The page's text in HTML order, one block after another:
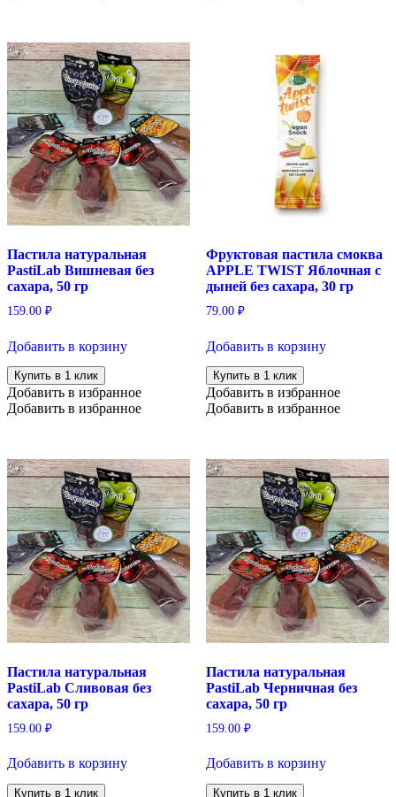
Пастила натуральная
PastiLab Вишневая без
сахара, 50 гр
159.00 ₽
Добавить в корзину
Купить в 1 клик
Добавить в избранное
Добавить в избранное
Фруктовая пастила смоква
APPLE TWIST Яблочная с
дыней без сахара, 30 гр
79.00 ₽
Добавить в корзину
Купить в 1 клик
Добавить в избранное
Добавить в избранное
Пастила натуральная
PastiLab Сливовая без
сахара, 50 гр
159.00 ₽
Добавить в корзину
Купить в 1 клик
Пастила натуральная
PastiLab Черничная без
сахара, 50 гр
159.00 ₽
Добавить в корзину
Купить в 1 клик